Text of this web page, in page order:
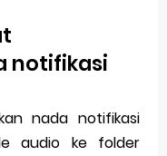
notifikasi
nada notifikasi
audio ke folder